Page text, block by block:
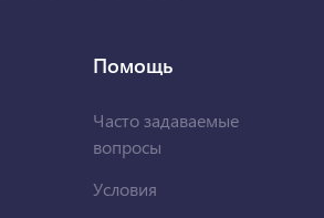
Помощь
Часто задаваемые
вопросы
Условия